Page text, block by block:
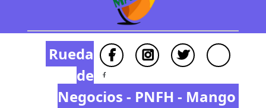
Rueda
de
Negocios - PNFH - Mango